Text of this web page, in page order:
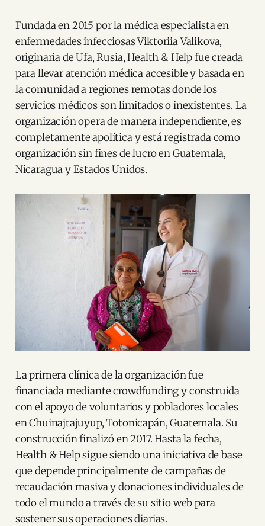
Fundada en 2015 por la médica especialista en
enfermedades infecciosas Viktoriia Valikova,
originaria de Ufa, Rusia, Health & Help fue creada
para llevar atención médica accesible y basada en
la comunidad a regiones remotas donde los
servicios médicos son limitados o inexistentes. La
organización opera de manera independiente, es
completamente apolítica y está registrada como
organización sin fines de lucro en Guatemala,
Nicaragua y Estados Unidos.
La primera clínica de la organización fue
financiada mediante crowdfunding y construida
con el apoyo de voluntarios y pobladores locales
en Chuinajtajuyup, Totonicapán, Guatemala. Su
construcción finalizó en 2017. Hasta la fecha,
Health & Help sigue siendo una iniciativa de base
que depende principalmente de campañas de
recaudación masiva y donaciones individuales de
todo el mundo a través de su sitio web para
sostener sus operaciones diarias.